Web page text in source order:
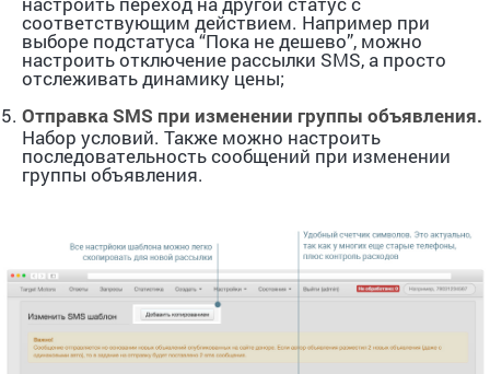
соответствующим действием. Например при
выборе подстатуса “Пока не дешево”, можно
настроить отключение рассылки SMS, а просто
отслеживать динамику цены;
Отправка SMS при изменении группы объявления.
Набор условий. Также можно настроить
последовательность сообщений при изменении
группы объявления.